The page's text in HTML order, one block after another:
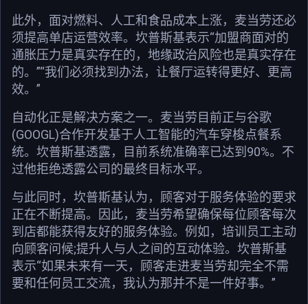
此外，面对燃料、人工和食品成本上涨，麦当劳还必
须提高单店运营效率。坎普斯基表示“加盟商面对的
通胀压力是真实存在的，地缘政治风险也是真实存在
的。”“我们必须找到办法，让餐厅运转得更好、更高
效。”
自动化正是解决方案之一。麦当劳目前正与谷歌
(GOOGL)合作开发基于人工智能的汽车穿梭点餐系
统。坎普斯基透露，目前系统准确率已达到90%。不
过他拒绝透露公司的最终目标水平。
与此同时，坎普斯基认为，顾客对于服务体验的要求
正在不断提高。因此，麦当劳希望确保每位顾客每次
到店都能获得友好的服务体验。例如，培训员工主动
向顾客问候;提升人与人之间的互动体验。坎普斯基
表示“如果未来有一天，顾客走进麦当劳却完全不需
要和任何员工交流，我认为那并不是一件好事。”